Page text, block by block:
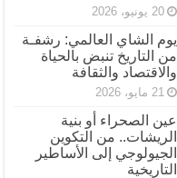
20 يونيو، 2026
يوم الشاي العالمي: رشفـة
من التاريخ تنبض بالحياة
والاقتصاد والثقافة
21 مايو، 2026
عين الصحراء أو بنية
الريشات.. من التكوين
الجيولوجي إلى الأساطير
التاريخية